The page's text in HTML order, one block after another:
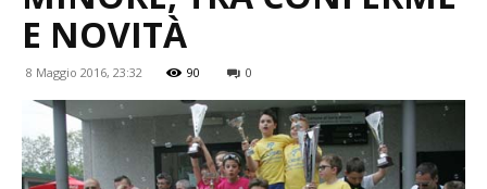
E NOVITÀ
8 Maggio 2016, 23:32 90 0